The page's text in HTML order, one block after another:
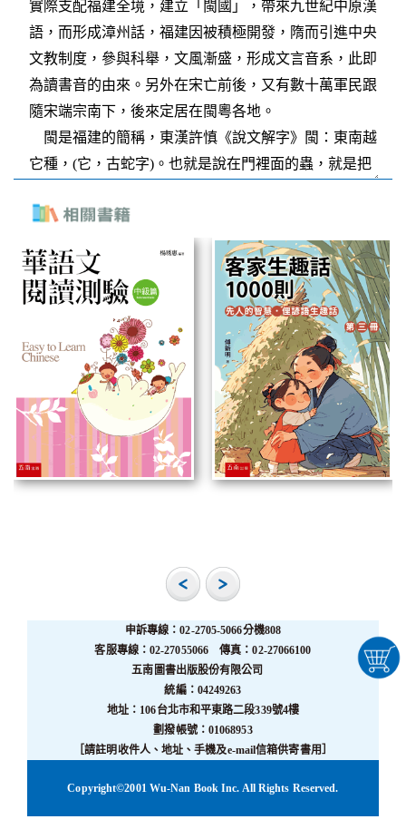
申訴專線：02-2705-5066分機808
客服專線：02-27055066 傳真：02-27066100
五南圖書出版股份有限公司
統編：04249263
地址：106台北市和平東路二段339號4樓
劃撥帳號：01068953
［請註明收件人、地址、手機及e-mail信箱供寄書用］
Copyright©2001 Wu-Nan Book Inc. All Rights Reserved.